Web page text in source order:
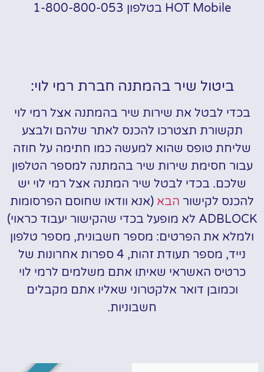
HOT Mobile בטלפון 1-800-800-053
ביטול שיר בהמתנה חברת רמי לוי:
בכדי לבטל את שירות שיר בהמתנה אצל רמי לוי
תקשורת תצטרכו להכנס לאתר שלהם ולבצע
שליחת טופס שהוא למעשה כמו חתימה על חוזה
עבור חסימת שירות שיר בהמתנה למספר הטלפון
שלכם. בכדי לבטל שיר המתנה אצל רמי לוי יש
להכנס לקישור הבא (אנא וודאו שחוסם הפרסומות
ADBLOCK לא מופעל בכדי שהקישור יעבוד כראוי)
ולמלא את הפרטים: מספר חשבונית, מספר טלפון
נייד, מספר תעודת זהות, 4 ספרות אחרונות של
כרטיס האשראי שאיתו אתם משלמים לרמי לוי
וכמובן דואר אלקטרוני שאליו אתם מקבלים
חשבוניות.